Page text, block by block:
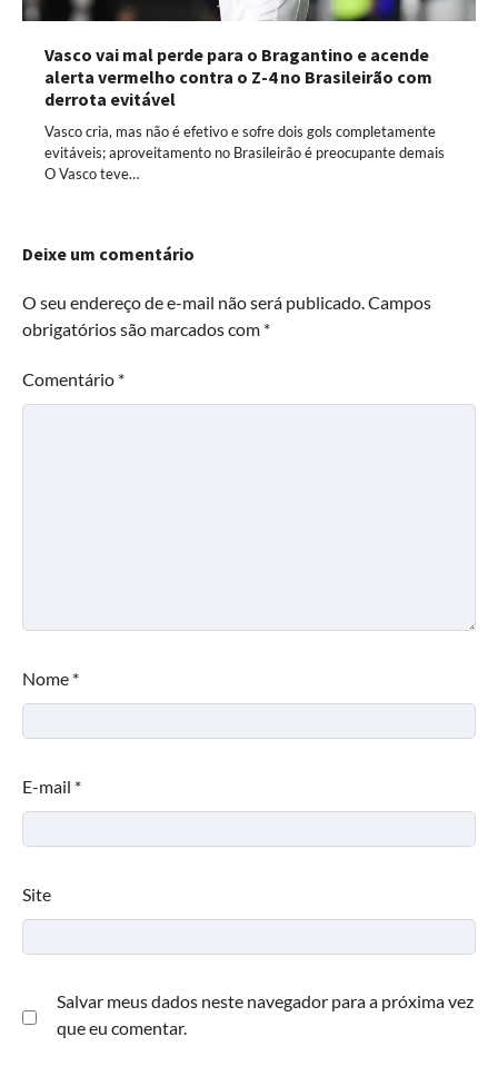
Vasco vai mal perde para o Bragantino e acende
alerta vermelho contra o Z-4 no Brasileirão com
derrota evitável
Vasco cria, mas não é efetivo e sofre dois gols completamente
evitáveis; aproveitamento no Brasileirão é preocupante demais
O Vasco teve…
Deixe um comentário
O seu endereço de e-mail não será publicado.Campos
obrigatórios são marcados com *
Comentário *
Nome *
E-mail *
Site
Salvar meus dados neste navegador para a próxima vez
que eu comentar.